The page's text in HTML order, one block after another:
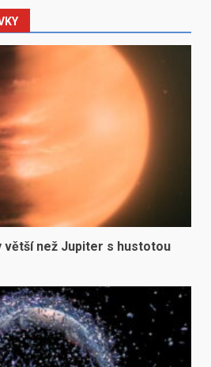
větší než Jupiter s hustotou